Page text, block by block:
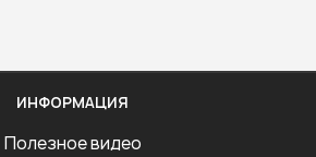
ИНФОРМАЦИЯ
Полезное видео